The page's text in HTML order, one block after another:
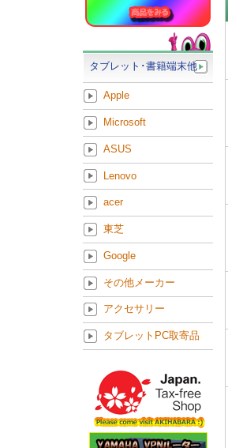
タブレット･書籍端末他
Apple
Microsoft
ASUS
Lenovo
acer
東芝
Google
その他メーカー
アクセサリー
タブレットPC取寄品